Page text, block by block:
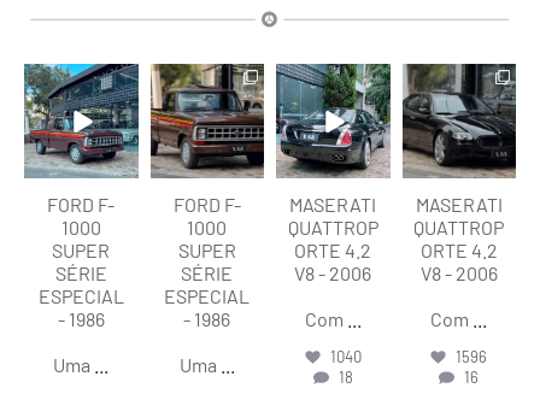
lart.br
Ago 7
FORD F-
1000
SUPER
SÉRIE
ESPECIAL
- 1986
Uma
lart.br
Ago 7
FORD F-
1000
SUPER
SÉRIE
ESPECIAL
- 1986
Uma
lart.br
Ago 6
MASERATI
QUATTROP
ORTE 4.2
V8 - 2006
Com
1040
18
lart.br
Ago 6
MASERATI
QUATTROP
ORTE 4.2
V8 - 2006
Com
1596
16